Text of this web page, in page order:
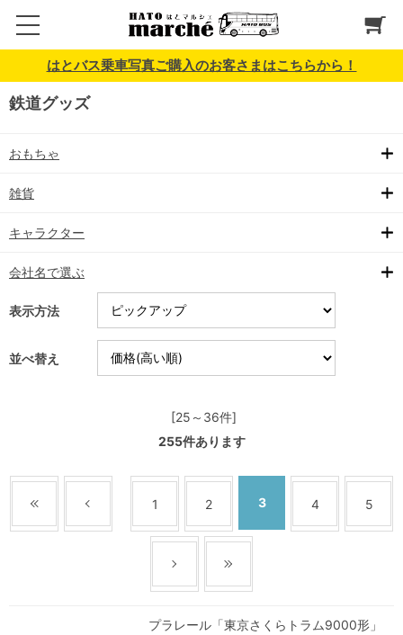
はとバス乗車写真ご購入のお客さまはこちらから！
鉄道グッズ
おもちゃ
雑貨
キャラクター
会社名で選ぶ
表示方法
並べ替え
[25～36件]
255件あります
1 2 3 4 5
プラレール「東京さくらトラム9000形」